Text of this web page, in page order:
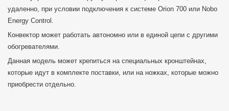
удаленно, при условии подключения к системе Orion 700 или Nobo
Energy Control.
Конвектор может работать автономно или в единой цепи с другими
обогревателями.
Данная модель может крепиться на специальных кронштейнах,
которые идут в комплекте поставки, или на ножках, которые можно
приобрести отдельно.